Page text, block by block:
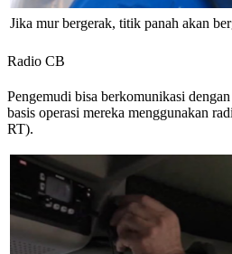
Jika mur bergerak, titik panah akan
Radio CB
Pengemudi bisa berkomunikasi
basis operasi mereka menggunakan
RT).